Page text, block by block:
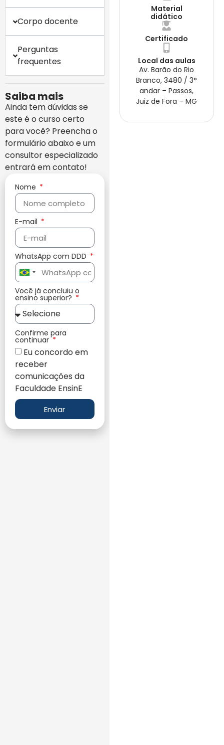
Corpo docente
Perguntas
frequentes
Saiba mais
Ainda tem dúvidas se
este é o curso certo
para você? Preencha o
formulário abaixo e um
consultor especializado
entrará em contato!
Nome
E-mail
WhatsApp com DDD
Brazil
+55
Você já concluiu o
ensino superior?
Confirme para
continuar
Eu concordo em
receber
comunicações da
Faculdade EnsinE
Enviar
Material
didático
Certificado
Local das aulas
Av. Barão do Rio
Branco, 3480 / 3°
andar – Passos,
Juiz de Fora – MG